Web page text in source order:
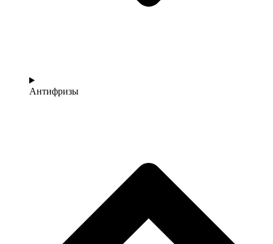
Антифризы